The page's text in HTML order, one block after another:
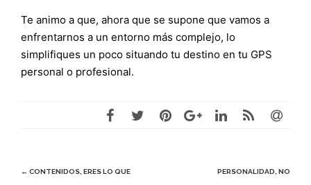
Te animo a que, ahora que se supone que vamos a
enfrentarnos a un entorno más complejo, lo
simplifiques un poco situando tu destino en tu GPS
personal o profesional.
Navegación
← CONTENIDOS, ERES LO QUE PERSONALIDAD, NO